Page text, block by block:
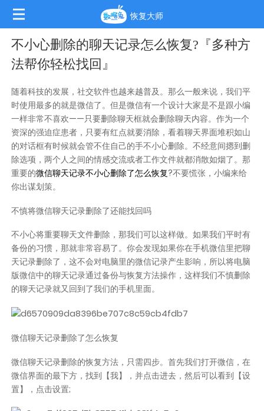
恢复大师
不小心删除的聊天记录怎么恢复?『多种方
法帮你轻松找回』
随着科技的发展，社交软件也越来越普及。那么一般来说，我们平
时使用最多的就是微信了。但是微信有一个设计大家是不是跟小编
一样非常不喜欢——只要删除聊天框就会删除聊天内容。作为一个
资深的强迫症患者，只要有红点就要消除，看着聊天界面堆积如山
的对话框有时候就会管不住自己的手不小心删除。不经意间摁到删
除选项，两个人之间的情感交流或者工作文件就都消散如烟了。那
重要的微信聊天记录不小心删除了怎么恢复?不要慌张，小编来给
你出谋划策。
不慎将微信聊天记录删除了还能找回吗
不小心将重要聊天文件删除，那我们可以这样做。如果我们平时有
备份的习惯，那就非常容易了。你会发现如果你在手机微信里把聊
天记录删除了，这不会对电脑里的微信记录产生影响，所以将电脑
版微信中的聊天记录通过备份与恢复方法操作，这样我们不慎删除
的聊天记录就又回到了我们的手机里面。
微信聊天记录删除了怎么恢复
微信聊天记录删除的恢复方法，只需四步。首先我们打开微信，在
微信界面的最下方，找到【我】，并点击进去，然后可以看到【设
置】，点击设置;